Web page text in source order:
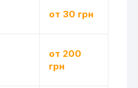
от 30 грн
от 200
грн